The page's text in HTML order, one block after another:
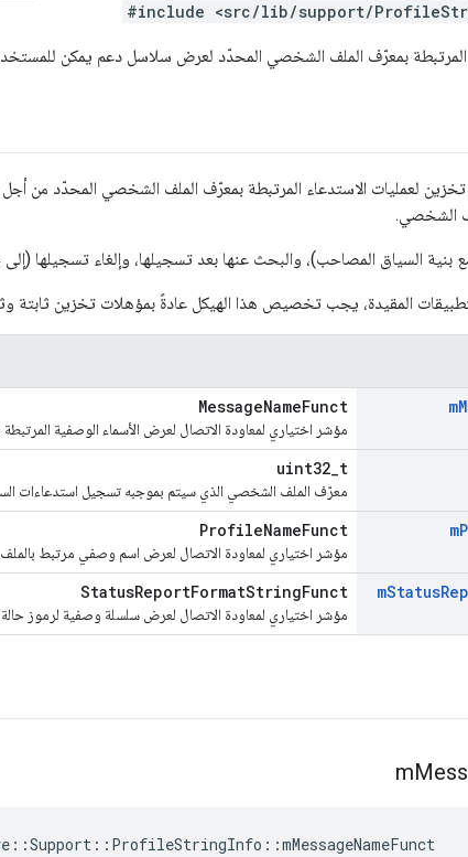
#include <src/lib/support/
المرتبطة بمعرّف الملف الشخصي المحدّد لعرض سلاسل دعم يمكن
تخزين لعمليات الاستدعاء المرتبطة بمعرّف الملف الشخصي المحدّد
الشخصي.
بنية السياق المصاحب)، والبحث عنها بعد تسجيلها، وإلغاء تسجيلها
المقيدة، يجب تخصيص هذا الهيكل عادةً بمؤهلات تخزين ثابتة
m
MessageNameFunct
مؤشر اختياري لمعاودة الاتصال لعرض الأسماء الوصفية
uint32_t
معرّف الملف الشخصي الذي سيتم بموجبه تسجيل استدعاءات
m
ProfileNameFunct
مؤشر اختياري لمعاودة الاتصال لعرض اسم وصفي مرتبط
mStatus
StatusReportFormatStringFunct
مؤشر اختياري لمعاودة الاتصال لعرض سلسلة وصفية لرموز
m